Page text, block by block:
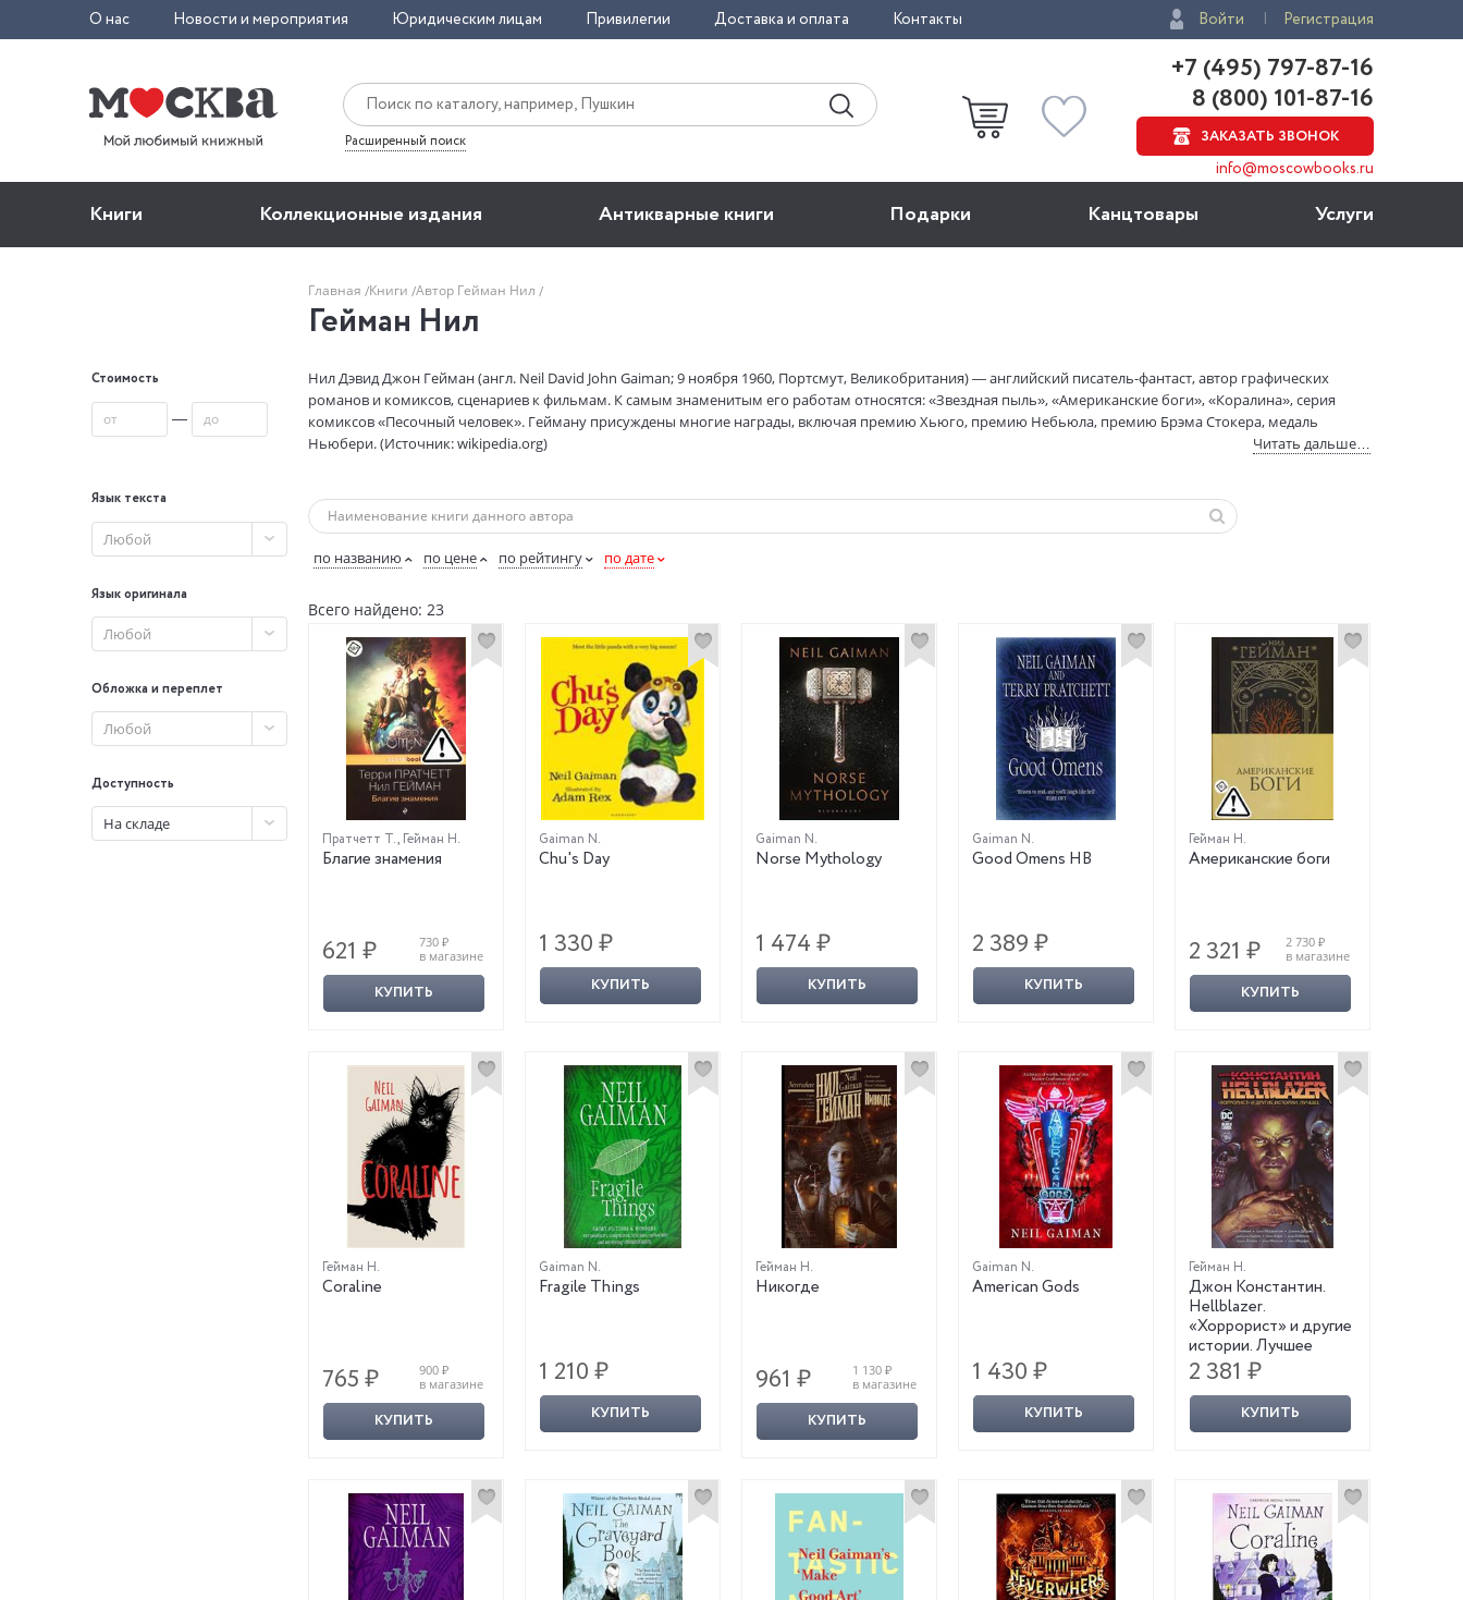
О нас Новости и мероприятия Юридическим лицам Привилегии Доставка и оплата Контакты Войти Регистрация
Расширенный поиск
+7 (495) 797-87-16
8 (800) 101-87-16
ЗАКАЗАТЬ ЗВОНОК
info@moscowbooks.ru
Книги Коллекционные издания Антикварные книги Подарки Канцтовары Услуги
Главная Книги Автор Гейман Нил
Гейман Нил
Стоимость
—
Язык текста
Любой
Язык оригинала
Любой
Обложка и переплет
Любой
Доступность
На складе
Нил Дэвид Джон Гейман (англ. Neil David John Gaiman; 9 ноября 1960, Портсмут, Великобритания) — английский писатель-фантаст, автор графических
романов и комиксов, сценариев к фильмам. К самым знаменитым его работам относятся: «Звездная пыль», «Американские боги», «Коралина», серия
комиксов «Песочный человек». Гейману присуждены многие награды, включая премию Хьюго, премию Небьюла, премию Брэма Стокера, медаль
Ньюбери. (Источник: wikipedia.org)
Читать дальше…
по названию по цене по рейтингу по дате
Всего найдено: 23
Пратчетт Т., Гейман Н.
Благие знамения
621 ₽
730 ₽
в магазине
КУПИТЬ
Gaiman N.
Chu's Day
1 330 ₽
КУПИТЬ
Gaiman N.
Norse Mythology
1 474 ₽
КУПИТЬ
Gaiman N.
Good Omens HB
2 389 ₽
КУПИТЬ
Гейман Н.
Американские боги
2 321 ₽
2 730 ₽
в магазине
КУПИТЬ
Гейман Н.
Coraline
765 ₽
900 ₽
в магазине
КУПИТЬ
Gaiman N.
Fragile Things
1 210 ₽
КУПИТЬ
Гейман Н.
Никогде
961 ₽
1 130 ₽
в магазине
КУПИТЬ
Gaiman N.
American Gods
1 430 ₽
КУПИТЬ
Гейман Н.
Джон Константин.
Hellblazer.
«Хоррорист» и другие
истории. Лучшее
2 381 ₽
КУПИТЬ